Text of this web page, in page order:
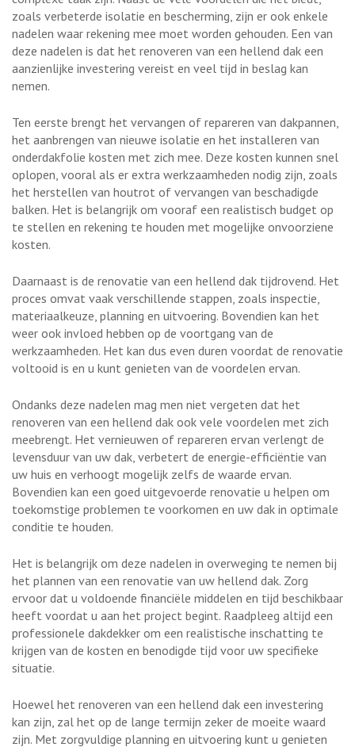
zoals verbeterde isolatie en bescherming, zijn er ook enkele
nadelen waar rekening mee moet worden gehouden. Een van
deze nadelen is dat het renoveren van een hellend dak een
aanzienlijke investering vereist en veel tijd in beslag kan
nemen.
Ten eerste brengt het vervangen of repareren van dakpannen,
het aanbrengen van nieuwe isolatie en het installeren van
onderdakfolie kosten met zich mee. Deze kosten kunnen snel
oplopen, vooral als er extra werkzaamheden nodig zijn, zoals
het herstellen van houtrot of vervangen van beschadigde
balken. Het is belangrijk om vooraf een realistisch budget op
te stellen en rekening te houden met mogelijke onvoorziene
kosten.
Daarnaast is de renovatie van een hellend dak tijdrovend. Het
proces omvat vaak verschillende stappen, zoals inspectie,
materiaalkeuze, planning en uitvoering. Bovendien kan het
weer ook invloed hebben op de voortgang van de
werkzaamheden. Het kan dus even duren voordat de renovatie
voltooid is en u kunt genieten van de voordelen ervan.
Ondanks deze nadelen mag men niet vergeten dat het
renoveren van een hellend dak ook vele voordelen met zich
meebrengt. Het vernieuwen of repareren ervan verlengt de
levensduur van uw dak, verbetert de energie-efficiëntie van
uw huis en verhoogt mogelijk zelfs de waarde ervan.
Bovendien kan een goed uitgevoerde renovatie u helpen om
toekomstige problemen te voorkomen en uw dak in optimale
conditie te houden.
Het is belangrijk om deze nadelen in overweging te nemen bij
het plannen van een renovatie van uw hellend dak. Zorg
ervoor dat u voldoende financiële middelen en tijd beschikbaar
heeft voordat u aan het project begint. Raadpleeg altijd een
professionele dakdekker om een realistische inschatting te
krijgen van de kosten en benodigde tijd voor uw specifieke
situatie.
Hoewel het renoveren van een hellend dak een investering
kan zijn, zal het op de lange termijn zeker de moeite waard
zijn. Met zorgvuldige planning en uitvoering kunt u genieten